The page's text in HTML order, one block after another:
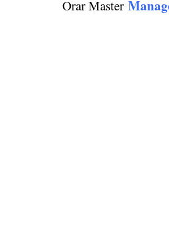
Orar Master